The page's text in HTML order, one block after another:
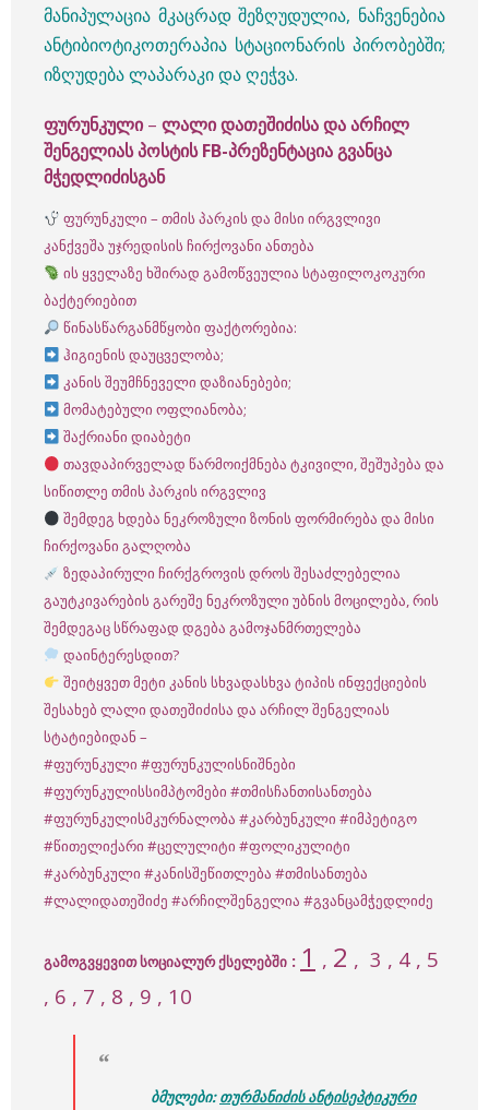
მანიპულაცია მკაცრად შეზღუდულია, ნაჩვენებია
ანტიბიოტიკოთერაპია სტაციონარის პირობებში;
იზღუდება ლაპარაკი და ღეჭვა.
ფურუნკული– ლალი დათეშიძისა და არჩილ
შენგელიას პოსტის FB-პრეზენტაცია გვანცა
მჭედლიძისგან
ფურუნკული – თმის პარკის და მისი ირგვლივი
კანქვეშა უჯრედისის ჩირქოვანი ანთება
ის ყველაზე ხშირად გამოწვეულია სტაფილოკოკური
ბაქტერიებით
წინასწარგანმწყობი ფაქტორებია:
ჰიგიენის დაუცველობა;
კანის შეუმჩნეველი დაზიანებები;
მომატებული ოფლიანობა;
შაქრიანი დიაბეტი
თავდაპირველად წარმოიქმნება ტკივილი, შეშუპება და
სიწითლე თმის პარკის ირგვლივ
შემდეგ ხდება ნეკროზული ზონის ფორმირება და მისი
ჩირქოვანი გალღობა
ზედაპირული ჩირქგროვის დროს შესაძლებელია
გაუტკივარების გარეშე ნეკროზული უბნის მოცილება, რის
შემდეგაც სწრაფად დგება გამოჯანმრთელება
დაინტერესდით?
შეიტყვეთ მეტი კანის სხვადასხვა ტიპის ინფექციების
შესახებ ლალი დათეშიძისა და არჩილ შენგელიას
სტატიებიდან –
#ფურუნკული #ფურუნკულისნიშნები
#ფურუნკულისსიმპტომები #თმისჩანთისანთება
#ფურუნკულისმკურნალობა #კარბუნკული #იმპეტიგო
#წითელიქარი #ცელულიტი #ფოლიკულიტი
#კარბუნკული #კანისშეწითლება #თმისანთება
#ლალიდათეშიძე #არჩილშენგელია #გვანცამჭედლიძე
გამოგვყევით სოციალურ ქსელებში : 1 , 2 , 3 , 4 , 5
, 6 , 7 , 8 , 9 , 10
ბმულები:თურმანიძის ანტისეპტიკური